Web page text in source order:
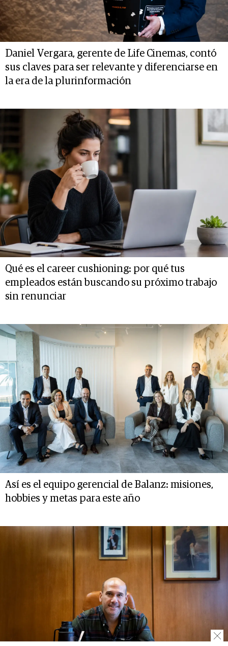
Daniel Vergara, gerente de Life Cinemas, contó
sus claves para ser relevante y diferenciarse en
la era de la plurinformación
Qué es el career cushioning: por qué tus
empleados están buscando su próximo trabajo
sin renunciar
Así es el equipo gerencial de Balanz: misiones,
hobbies y metas para este año